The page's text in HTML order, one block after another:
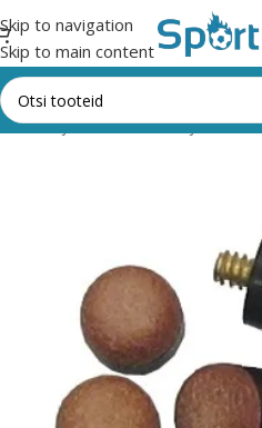
Skip to navigation
Skip to main content
Piljard Kiide otsad ja alused